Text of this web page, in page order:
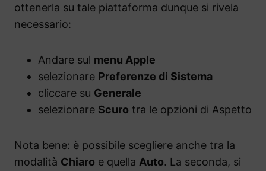
ottenerla su tale piattaforma dunque si rivela
necessario:
Andare sul menu Apple
selezionare Preferenze di Sistema
cliccare su Generale
selezionare Scuro tra le opzioni di Aspetto
Nota bene: è possibile scegliere anche tra la
modalità Chiaro e quella Auto. La seconda, si